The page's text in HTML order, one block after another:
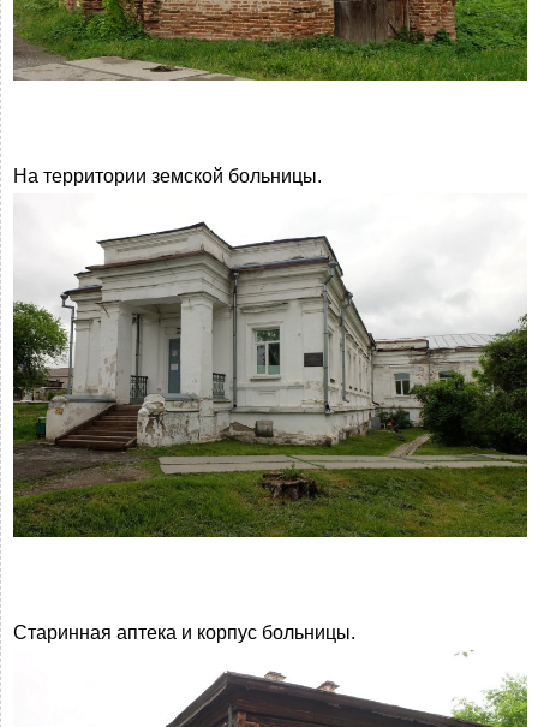
На территории земской больницы.
Старинная аптека и корпус больницы.